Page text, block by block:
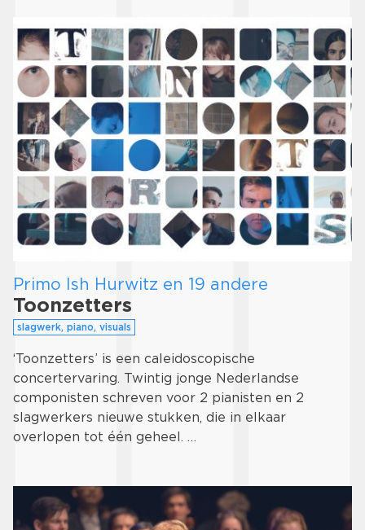
Primo Ish Hurwitz en 19 andere
Toonzetters
slagwerk, piano, visuals
‘Toonzetters’ is een caleidoscopische
concertervaring. Twintig jonge Nederlandse
componisten schreven voor 2 pianisten en 2
slagwerkers nieuwe stukken, die in elkaar
overlopen tot één geheel. …